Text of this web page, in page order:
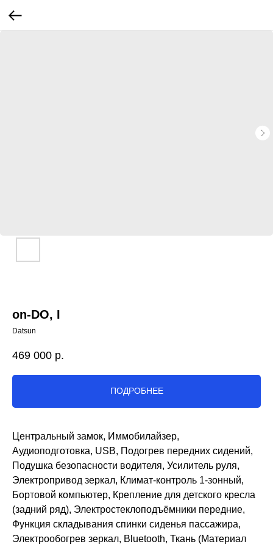
on-DO, I
Datsun
469 000 р.
ПОДРОБНЕЕ
Центральный замок, Иммобилайзер,
Аудиоподготовка, USB, Подогрев передних сидений,
Подушка безопасности водителя, Усилитель руля,
Электропривод зеркал, Климат-контроль 1-зонный,
Бортовой компьютер, Крепление для детского кресла
(задний ряд), Электростеклоподъёмники передние,
Функция складывания спинки сиденья пассажира,
Электрообогрев зеркал, Bluetooth, Ткань (Материал